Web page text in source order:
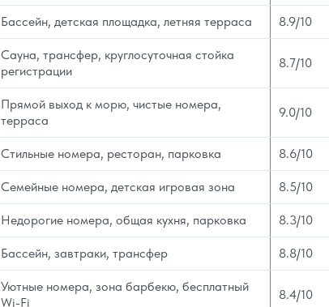
Бассейн, детская площадка, летняя терраса 8.9/10
Сауна, трансфер, круглосуточная стойка
регистрации
8.7/10
Прямой выход к морю, чистые номера,
терраса
9.0/10
Стильные номера, ресторан, парковка 8.6/10
Семейные номера, детская игровая зона 8.5/10
Недорогие номера, общая кухня, парковка 8.3/10
Бассейн, завтраки, трансфер 8.8/10
Уютные номера, зона барбекю, бесплатный
Wi-Fi
8.4/10